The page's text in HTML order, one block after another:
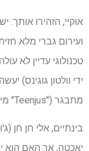
אוקיי, הזהירו
ועירום גברי מלא
טכנולוגי עדיין לא
ידי וולטון גוגינס)
מתבגר ("Teenjus" מישהו? לא, זה באמת זה.
בינתיים, אלי חן חן
יאכטה, אך האם הוא